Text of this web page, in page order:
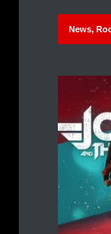
News,